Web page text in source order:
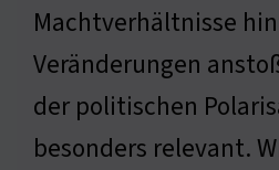
Machtverhältnisse
Veränderungen
der politischen
besonders relevant.